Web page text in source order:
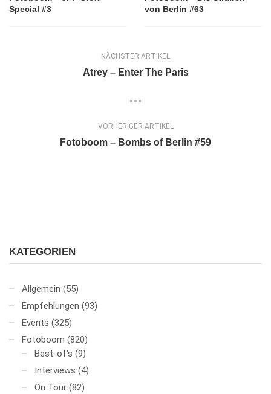
Special #3
von Berlin #63
NÄCHSTER ARTIKEL
Atrey – Enter The Paris
VORHERIGER ARTIKEL
Fotoboom – Bombs of Berlin #59
KATEGORIEN
Allgemein (55)
Empfehlungen (93)
Events (325)
Fotoboom (820)
Best-of's (9)
Interviews (4)
On Tour (82)